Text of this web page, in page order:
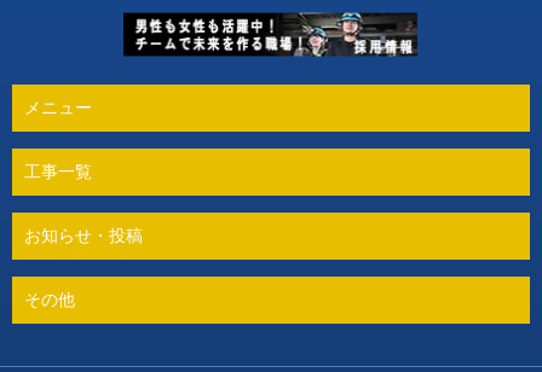
メニュー
工事一覧
お知らせ・投稿
その他